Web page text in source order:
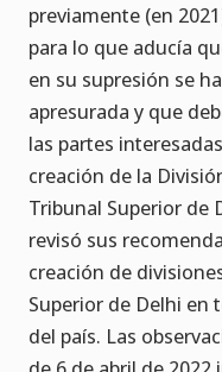
previamente (en
para lo que aducía
en su supresión se
apresurada y que
las partes
creación de la
Tribunal Superior de
revisó sus
creación de
Superior de Delhi en
del país. Las